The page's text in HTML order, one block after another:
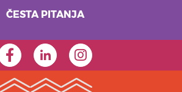
ČESTA PITANJA